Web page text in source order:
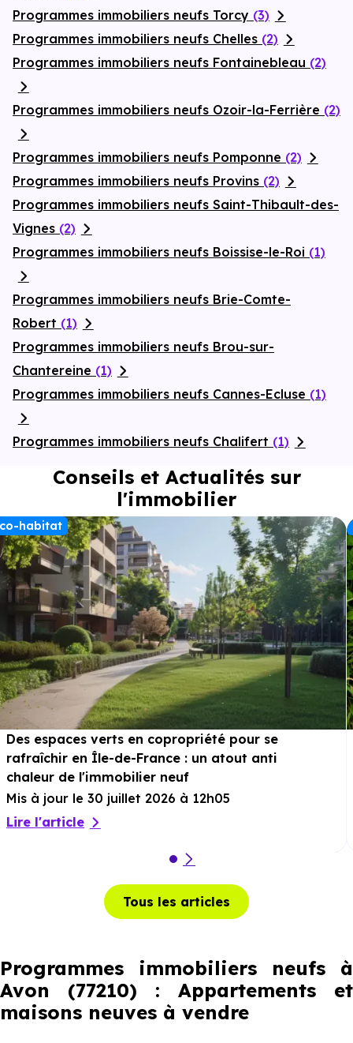
Programmes immobiliers neufs Torcy (3)
Programmes immobiliers neufs Chelles (2)
Programmes immobiliers neufs Fontainebleau (2)
Programmes immobiliers neufs Ozoir-la-Ferrière (2)
Programmes immobiliers neufs Pomponne (2)
Programmes immobiliers neufs Provins (2)
Programmes immobiliers neufs Saint-Thibault-des-
Vignes (2)
Programmes immobiliers neufs Boissise-le-Roi (1)
Programmes immobiliers neufs Brie-Comte-
Robert (1)
Programmes immobiliers neufs Brou-sur-
Chantereine (1)
Programmes immobiliers neufs Cannes-Ecluse (1)
Programmes immobiliers neufs Chalifert (1)
Conseils et Actualités sur
l'immobilier
habitat
Des espaces verts en copropriété pour se
rafraîchir en Île-de-France : un atout anti
chaleur de l'immobilier neuf
Mis à jour le 30 juillet 2026 à 12h05
Lire l'article
Tous les articles
Programmes immobiliers neufs à
Avon (77210) : Appartements et
maisons neuves à vendre